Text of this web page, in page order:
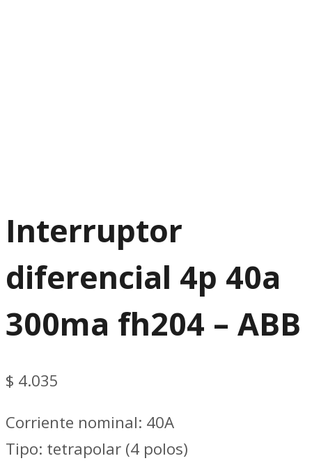
Interruptor
diferencial 4p 40a
300ma fh204 – ABB
$ 4.035
Corriente nominal: 40A
Tipo: tetrapolar (4 polos)